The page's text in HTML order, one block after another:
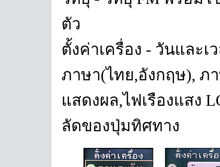
ตัว
ตั้งค่าเครื่อง - วันและเ
ภาษา(ไทย,อังกฤษ), ภ
แสดงผล,ไฟเรืองแสง
ลัดของปุ่มทิศทาง